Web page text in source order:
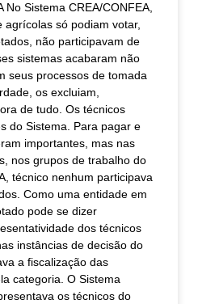
No Sistema CREA/CONFEA,
agrícolas só podiam votar,
não participavam de
sistemas acabaram não
seus processos de tomada
os excluiam,
de tudo. Os técnicos
do Sistema. Para pagar e
importantes, mas nas
nos grupos de trabalho do
técnico nenhum participava
Como uma entidade em
pode se dizer
dos técnicos
instâncias de decisão do
a fiscalização das
categoria. O Sistema
os técnicos do